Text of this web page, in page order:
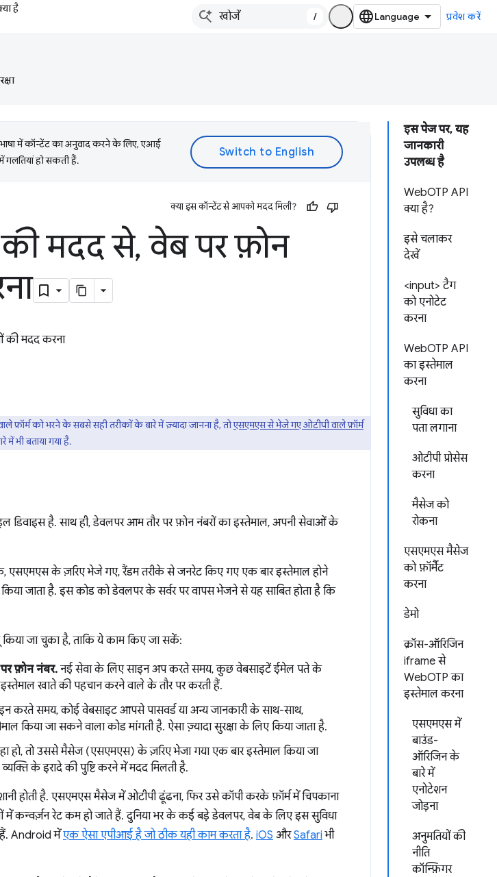
है
/ प्रवेश करें
इस पेज पर, यह
जानकारी
उपलब्ध है
WebOTP API
क्या है?
इसे चलाकर
देखें
<input> टैग
को एनोटेट
करना
WebOTP API
का इस्तेमाल
करना
सुविधा का
पता लगाना
ओटीपी प्रोसेस
करना
मैसेज को
रोकना
एसएमएस मैसेज
को फ़ॉर्मैट
करना
डेमो
क्रॉस-ऑरिजिन
iframe से
WebOTP का
इस्तेमाल करना
एसएमएस में
बाउंड-
ऑरिजिन के
बारे में
एनोटेशन
जोड़ना
अनुमतियों की
नीति
कॉन्फ़िगर
में कॉन्टेंट का अनुवाद करने के लिए, एआई
गलतियां हो सकती हैं.
क्या इस कॉन्टेंट से आपको मदद मिली?
मदद से, वेब पर फ़ोन
की मदद करना
को भरने के सबसे सही तरीकों के बारे में ज़्यादा जानना है, तोएसएमएस से भेजे गए ओटीपी वाले फ़ॉर्म
भी बताया गया है.
डिवाइस है. साथ ही, डेवलपर आम तौर पर फ़ोन नंबरों का इस्तेमाल, अपनी सेवाओं के
एसएमएस के ज़रिए भेजे गए, रैंडम तरीके से जनरेट किए गए एक बार इस्तेमाल होने
जाता है. इस कोड को डेवलपर के सर्वर पर वापस भेजने से यह साबित होता है कि
जा चुका है, ताकि ये काम किए जा सकें:
फ़ोन नंबर. नई सेवा के लिए साइन अप करते समय, कुछ वेबसाइटें ईमेल पते के
खाते की पहचान करने वाले के तौर पर करती हैं.
करते समय, कोई वेबसाइट आपसे पासवर्ड या अन्य जानकारी के साथ-साथ,
किया जा सकने वाला कोड मांगती है. ऐसा ज़्यादा सुरक्षा के लिए किया जाता है.
हो, तो उससे मैसेज (एसएमएस) के ज़रिए भेजा गया एक बार इस्तेमाल किया जा
के इरादे की पुष्टि करने में मदद मिलती है.
होती है. एसएमएस मैसेज में ओटीपी ढूंढना, फिर उसे कॉपी करके फ़ॉर्म में चिपकाना
कन्वर्ज़न रेट कम हो जाते हैं. दुनिया भर के कई बड़े डेवलपर, वेब के लिए इस सुविधा
Android मेंएक ऐसा एपीआई है जो ठीक यही काम करता है. iOS औरSafari भी